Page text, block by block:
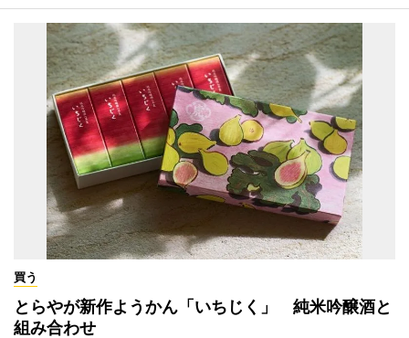
買う
とらやが新作ようかん「いちじく」 純米吟醸酒と
組み合わせ